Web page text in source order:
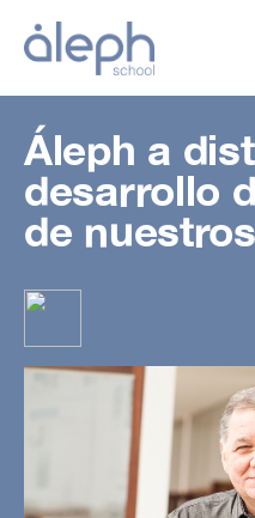
Áleph a
desarrollo
de